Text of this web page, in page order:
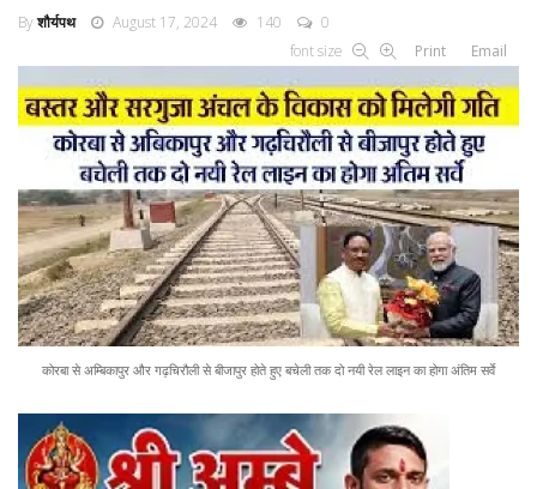
Byशौर्यपथ August 17, 2024 140
0
font size
Print Email
कोरबा से अम्बिकापुर और गढ़चिरौली से बीजापुर होते हुए बचेली तक दो नयी रेल लाइन का होगा अंतिम सर्वे